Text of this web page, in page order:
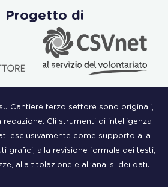
Progetto di
Cantiere terzo settore sono originali,
Gli strumenti di intelligenza
esclusivamente come supporto alla
grafici, alla revisione formale dei testi,
alla titolazione e all'analisi dei dati.